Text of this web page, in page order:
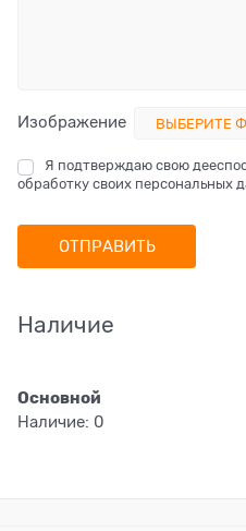
Изображение ВЫБЕРИТЕ
Я подтверждаю свою
обработку своих персональных
Наличие
Основной
Наличие: 0